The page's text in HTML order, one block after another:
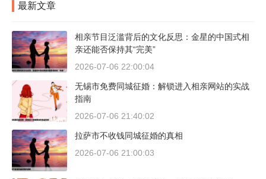
最新文章
相亲节目泛滥背后的文化反思：金星的中国式相
亲还能否保持其“完美”
2026-07-06 22:00:04
无锡市免费同城征婚：解锁进入相亲网站的实战
指南
2026-07-06 21:40:02
拉萨市不收钱同城征婚的真相
2026-07-06 21:00:03